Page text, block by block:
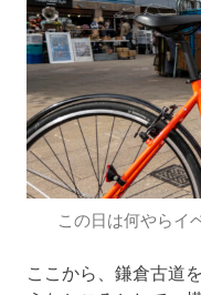
この日は何やらイ
ここから、鎌倉古道